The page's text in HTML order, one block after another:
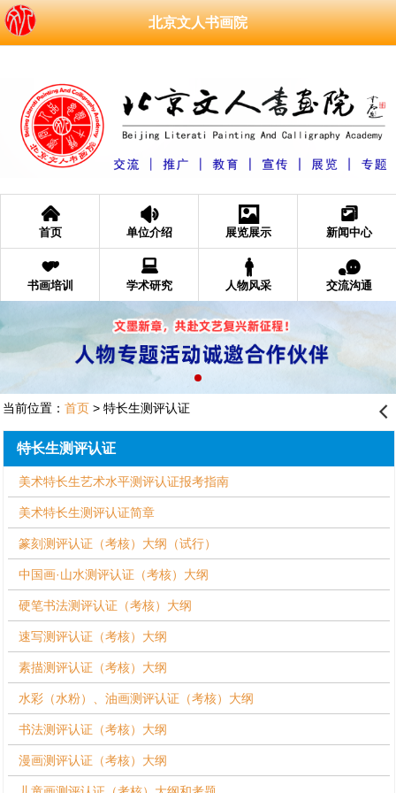
北京文人书画院
󰄫
首页
󰁑
单位介绍
󰁄
展览展示
󰆘
新闻中心
󰁩
书画培训
󰂧
学术研究
󰂐
人物风采
󰂮
交流沟通
当前位置： 首页> 特长生测评认证 󰊒
特长生测评认证
美术特长生艺术水平测评认证报考指南
美术特长生测评认证简章
篆刻测评认证（考核）大纲（试行）
中国画·山水测评认证（考核）大纲
硬笔书法测评认证（考核）大纲
速写测评认证（考核）大纲
素描测评认证（考核）大纲
水彩（水粉）、油画测评认证（考核）大纲
书法测评认证（考核）大纲
漫画测评认证（考核）大纲